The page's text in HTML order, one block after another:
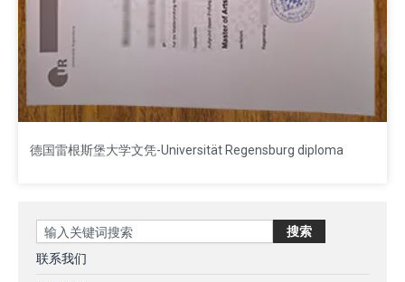
德国雷根斯堡大学文凭-Universität Regensburg diploma
Search 搜索
联系我们